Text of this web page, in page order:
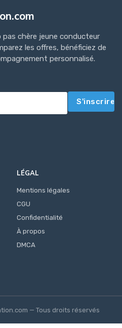
pas chère jeune conducteur
les offres, bénéficiez de
personnalisé.
S'inscrire
LÉGAL
Mentions légales
CGU
Confidentialité
À propos
DMCA
— Tous droits réservés